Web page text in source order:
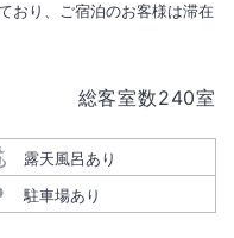
おり、ご宿泊のお客様は滞在
総客室数240室
露天風呂あり
駐車場あり